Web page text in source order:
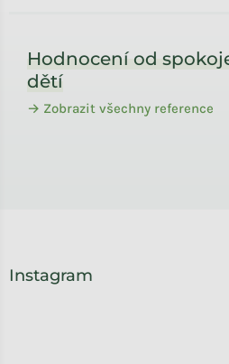
Hodnocení od
dětí
→ Zobrazit všechny reference
Instagram